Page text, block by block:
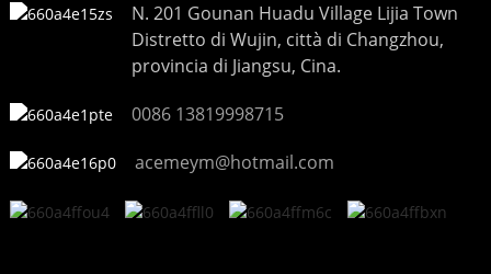
N. 201 Gounan Huadu Village Lijia Town
Distretto di Wujin, città di Changzhou,
provincia di Jiangsu, Cina.
0086 13819998715
acemeym@hotmail.com